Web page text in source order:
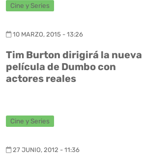
Cine y Series
10 MARZO, 2015 - 13:26
Tim Burton dirigirá la nueva
película de Dumbo con
actores reales
Cine y Series
27 JUNIO, 2012 - 11:36